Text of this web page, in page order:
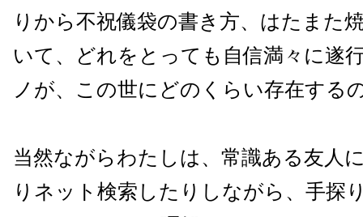
りから不祝儀袋の書き方、はたまた
いて、どれをとっても自信満々に遂
ノが、この世にどのくらい存在する
当然ながらわたしは、常識ある友人
りネット検索したりしながら、手探